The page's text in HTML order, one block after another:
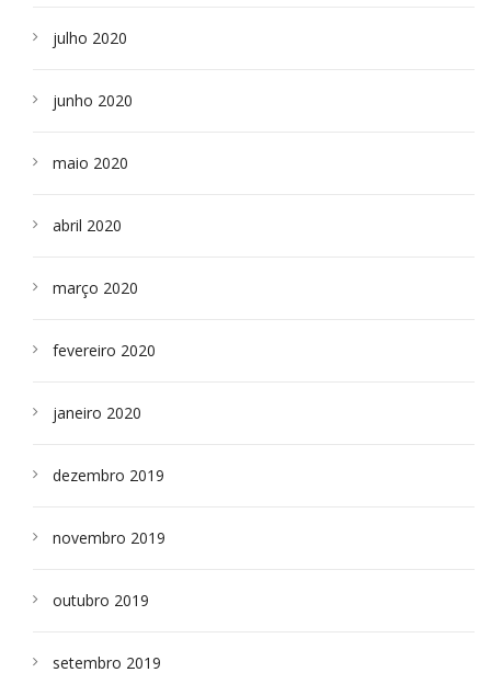
julho 2020
junho 2020
maio 2020
abril 2020
março 2020
fevereiro 2020
janeiro 2020
dezembro 2019
novembro 2019
outubro 2019
setembro 2019